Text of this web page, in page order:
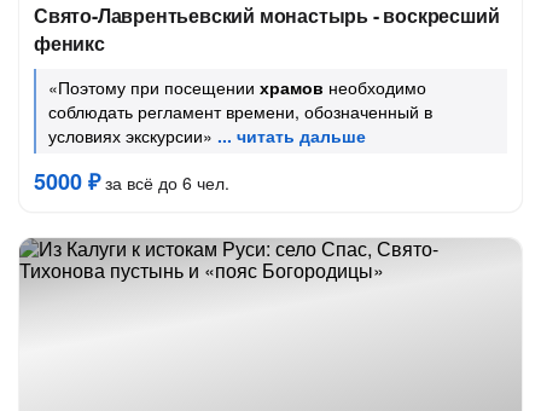
Свято-Лаврентьевский монастырь - воскресший
феникс
«Поэтому при посещении храмов необходимо
соблюдать регламент времени, обозначенный в
условиях экскурсии»
5000 ₽за всё до 6 чел.